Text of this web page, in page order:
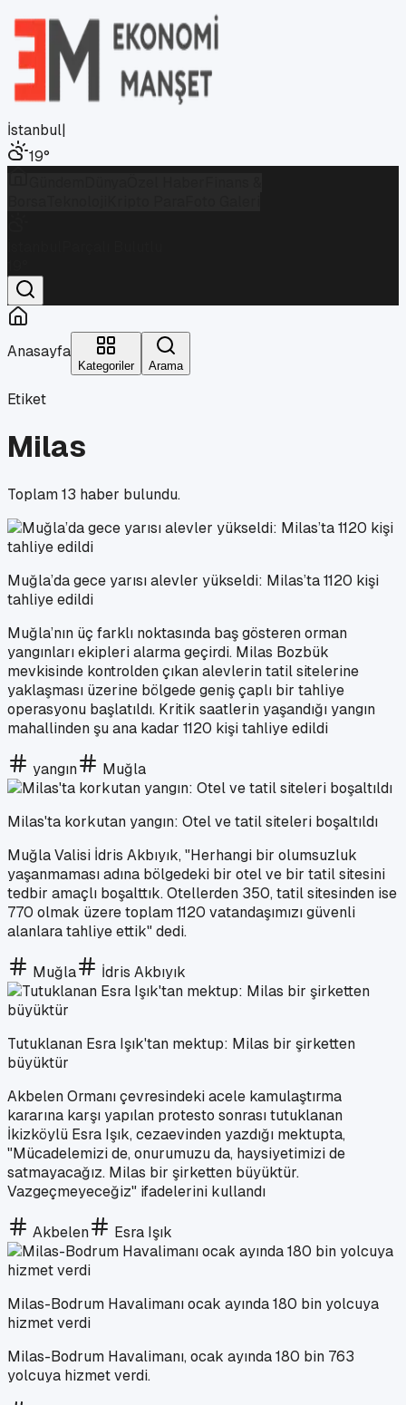
İstanbul|
19°
Anasayfa
Kategoriler Arama
Etiket
Milas
Toplam13 haber bulundu.
Muğla’da gece yarısı alevler yükseldi: Milas’ta 1120 kişi
tahliye edildi
Muğla’nın üç farklı noktasında baş gösteren orman
yangınları ekipleri alarma geçirdi. Milas Bozbük
mevkisinde kontrolden çıkan alevlerin tatil sitelerine
yaklaşması üzerine bölgede geniş çaplı bir tahliye
operasyonu başlatıldı. Kritik saatlerin yaşandığı yangın
mahallinden şu ana kadar 1120 kişi tahliye edildi
yangın Muğla
Milas'ta korkutan yangın: Otel ve tatil siteleri boşaltıldı
Muğla Valisi İdris Akbıyık, "Herhangi bir olumsuzluk
yaşanmaması adına bölgedeki bir otel ve bir tatil sitesini
tedbir amaçlı boşalttık. Otellerden 350, tatil sitesinden ise
770 olmak üzere toplam 1120 vatandaşımızı güvenli
alanlara tahliye ettik" dedi.
Muğla İdris Akbıyık
Tutuklanan Esra Işık'tan mektup: Milas bir şirketten
büyüktür
Akbelen Ormanı çevresindeki acele kamulaştırma
kararına karşı yapılan protesto sonrası tutuklanan
İkizköylü Esra Işık, cezaevinden yazdığı mektupta,
"Mücadelemizi de, onurumuzu da, haysiyetimizi de
satmayacağız. Milas bir şirketten büyüktür.
Vazgeçmeyeceğiz" ifadelerini kullandı
Akbelen Esra Işık
Milas-Bodrum Havalimanı ocak ayında 180 bin yolcuya
hizmet verdi
Milas-Bodrum Havalimanı, ocak ayında 180 bin 763
yolcuya hizmet verdi.